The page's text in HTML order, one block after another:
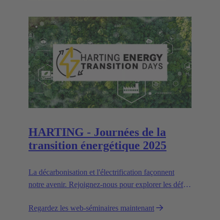
HARTING - Journées de la
transition énergétique 2025
La décarbonisation et l'électrification façonnent
notre avenir. Rejoignez-nous pour explorer les défis
Regardez les web-séminaires maintenant